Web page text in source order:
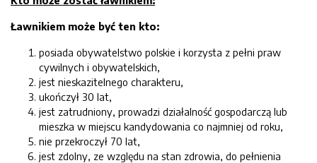
Ławnikiem może być ten kto:
posiada obywatelstwo polskie i korzysta z pełni praw
cywilnych i obywatelskich,
jest nieskazitelnego charakteru,
ukończył 30 lat,
jest zatrudniony, prowadzi działalność gospodarczą lub
mieszka w miejscu kandydowania co najmniej od roku,
nie przekroczył 70 lat,
jest zdolny, ze względu na stan zdrowia, do pełnienia